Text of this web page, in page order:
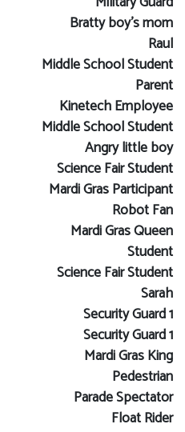
Bratty boy's mom
Raul
Middle School Student
Parent
Kinetech Employee
Middle School Student
Angry little boy
Science Fair Student
Mardi Gras Participant
Robot Fan
Mardi Gras Queen
Student
Science Fair Student
Sarah
Security Guard 1
Security Guard 1
Mardi Gras King
Pedestrian
Parade Spectator
Float Rider